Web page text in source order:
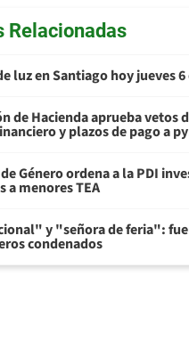
Relacionadas
luz en Santiago hoy jueves
de Hacienda aprueba
y plazos de pago a
Género ordena a la PDI
a menores TEA
y "señora de feria":
condenados